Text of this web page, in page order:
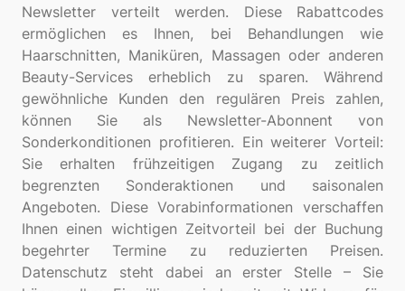
Newsletter verteilt werden. Diese Rabattcodes
ermöglichen es Ihnen, bei Behandlungen wie
Haarschnitten, Maniküren, Massagen oder anderen
Beauty-Services erheblich zu sparen. Während
gewöhnliche Kunden den regulären Preis zahlen,
können Sie als Newsletter-Abonnent von
Sonderkonditionen profitieren. Ein weiterer Vorteil:
Sie erhalten frühzeitigen Zugang zu zeitlich
begrenzten Sonderaktionen und saisonalen
Angeboten. Diese Vorabinformationen verschaffen
Ihnen einen wichtigen Zeitvorteil bei der Buchung
begehrter Termine zu reduzierten Preisen.
Datenschutz steht dabei an erster Stelle – Sie